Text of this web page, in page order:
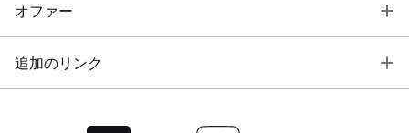
オファー
追加のリンク